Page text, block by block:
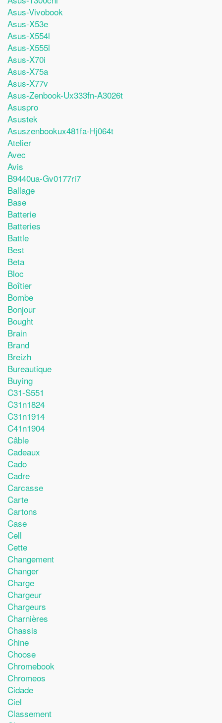
Asus-Vivobook
Asus-X53e
Asus-X554l
Asus-X555l
Asus-X70i
Asus-X75a
Asus-X77v
Asus-Zenbook-Ux333fn-A3026t
Asuspro
Asustek
Asuszenbookux481fa-Hj064t
Atelier
Avec
Avis
B9440ua-Gv0177ri7
Ballage
Base
Batterie
Batteries
Battle
Best
Beta
Bloc
Boîtier
Bombe
Bonjour
Bought
Brain
Brand
Breizh
Bureautique
Buying
C31-S551
C31n1824
C31n1914
C41n1904
Câble
Cadeaux
Cado
Cadre
Carcasse
Carte
Cartons
Case
Cell
Cette
Changement
Changer
Charge
Chargeur
Chargeurs
Charnières
Chassis
Chine
Choose
Chromebook
Chromeos
Cidade
Ciel
Classement